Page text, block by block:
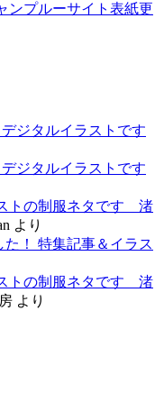
ンプルーサイト表紙更
ジタルイラストです
ジタルイラストです
トの制服ネタです 渚
より
！ 特集記事＆イラス
トの制服ネタです 渚
より